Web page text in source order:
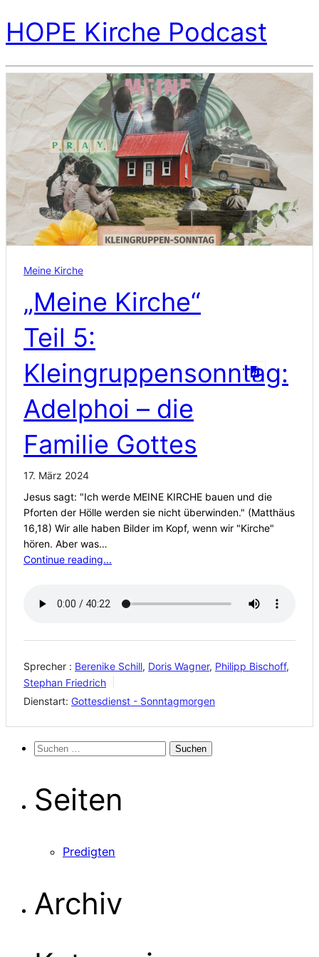
HOPE Kirche Podcast
Meine Kirche
„Meine Kirche“
Teil 5:
Kleingruppensonntag:
Adelphoi – die
Familie Gottes
17. März 2024
Jesus sagt: "Ich werde MEINE KIRCHE bauen und die
Pforten der Hölle werden sie nicht überwinden." (Matthäus
16,18) Wir alle haben Bilder im Kopf, wenn wir "Kirche"
hören. Aber was…
Continue reading...
Sprecher : Berenike Schill, Doris Wagner, Philipp Bischoff,
Stephan Friedrich
Dienstart: Gottesdienst - Sonntagmorgen
Suchen
Seiten
Predigten
Archiv